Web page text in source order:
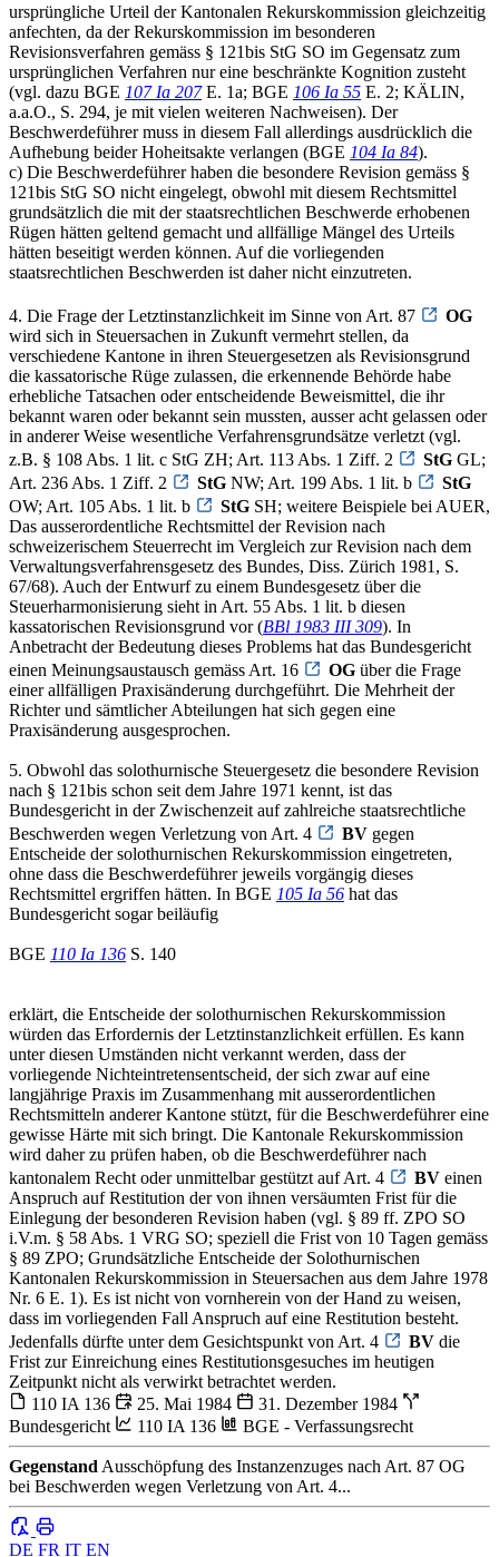
ursprüngliche Urteil der Kantonalen Rekurskommission gleichzeitig
anfechten, da der Rekurskommission im besonderen
Revisionsverfahren gemäss § 121bis StG SO im Gegensatz zum
ursprünglichen Verfahren nur eine beschränkte Kognition zusteht
(vgl. dazu BGE 107 Ia 207E. 1a; BGE 106 Ia 55 E. 2; KÄLIN,
a.a.O., S. 294, je mit vielen weiteren Nachweisen). Der
Beschwerdeführer muss in diesem Fall allerdings ausdrücklich die
Aufhebung beider Hoheitsakte verlangen (BGE 104 Ia 84).
c) Die Beschwerdeführer haben die besondere Revision gemäss §
121bis StG SO nicht eingelegt, obwohl mit diesem Rechtsmittel
grundsätzlich die mit der staatsrechtlichen Beschwerde erhobenen
Rügen hätten geltend gemacht und allfällige Mängel des Urteils
hätten beseitigt werden können. Auf die vorliegenden
staatsrechtlichen Beschwerden ist daher nicht einzutreten.
4. Die Frage der Letztinstanzlichkeit im Sinne von Art. 87
OG
wird sich in Steuersachen in Zukunft vermehrt stellen, da
verschiedene Kantone in ihren Steuergesetzen als Revisionsgrund
die kassatorische Rüge zulassen, die erkennende Behörde habe
erhebliche Tatsachen oder entscheidende Beweismittel, die ihr
bekannt waren oder bekannt sein mussten, ausser acht gelassen oder
in anderer Weise wesentliche Verfahrensgrundsätze verletzt (vgl.
z.B. § 108 Abs. 1 lit. c StG ZH; Art. 113 Abs. 1 Ziff. 2
StG GL;
Art. 236 Abs. 1 Ziff. 2
StG NW; Art. 199 Abs. 1 lit. b
StG
OW; Art. 105 Abs. 1 lit. b
StG SH; weitere Beispiele bei AUER,
Das ausserordentliche Rechtsmittel der Revision nach
schweizerischem Steuerrecht im Vergleich zur Revision nach dem
Verwaltungsverfahrensgesetz des Bundes, Diss. Zürich 1981, S.
67/68). Auch der Entwurf zu einem Bundesgesetz über die
Steuerharmonisierung sieht in Art. 55 Abs. 1 lit. b diesen
kassatorischen Revisionsgrund vor (BBl 1983 III 309). In
Anbetracht der Bedeutung dieses Problems hat das Bundesgericht
einen Meinungsaustausch gemäss Art. 16
OG über die Frage
einer allfälligen Praxisänderung durchgeführt. Die Mehrheit der
Richter und sämtlicher Abteilungen hat sich gegen eine
Praxisänderung ausgesprochen.
5. Obwohl das solothurnische Steuergesetz die besondere Revision
nach § 121bis schon seit dem Jahre 1971 kennt, ist das
Bundesgericht in der Zwischenzeit auf zahlreiche staatsrechtliche
Beschwerden wegen Verletzung von Art. 4
BV gegen
Entscheide der solothurnischen Rekurskommission eingetreten,
ohne dass die Beschwerdeführer jeweils vorgängig dieses
Rechtsmittel ergriffen hätten. In BGE 105 Ia 56 hat das
Bundesgericht sogar beiläufig
BGE 110 Ia 136 S. 140
erklärt, die Entscheide der solothurnischen Rekurskommission
würden das Erfordernis der Letztinstanzlichkeit erfüllen. Es kann
unter diesen Umständen nicht verkannt werden, dass der
vorliegende Nichteintretensentscheid, der sich zwar auf eine
langjährige Praxis im Zusammenhang mit ausserordentlichen
Rechtsmitteln anderer Kantone stützt, für die Beschwerdeführer eine
gewisse Härte mit sich bringt. Die Kantonale Rekurskommission
wird daher zu prüfen haben, ob die Beschwerdeführer nach
kantonalem Recht oder unmittelbar gestützt auf Art. 4
BV einen
Anspruch auf Restitution der von ihnen versäumten Frist für die
Einlegung der besonderen Revision haben (vgl. § 89 ff. ZPO SO
i.V.m. § 58 Abs. 1 VRG SO; speziell die Frist von 10 Tagen gemäss
§ 89 ZPO; Grundsätzliche Entscheide der Solothurnischen
Kantonalen Rekurskommission in Steuersachen aus dem Jahre 1978
Nr. 6 E. 1). Es ist nicht von vornherein von der Hand zu weisen,
dass im vorliegenden Fall Anspruch auf eine Restitution besteht.
Jedenfalls dürfte unter dem Gesichtspunkt von Art. 4
BV die
Frist zur Einreichung eines Restitutionsgesuches im heutigen
Zeitpunkt nicht als verwirkt betrachtet werden.
110 IA 136
25. Mai 1984
31. Dezember 1984
Bundesgericht
110 IA 136 BGE - Verfassungsrecht
Gegenstand Ausschöpfung des Instanzenzuges nach Art. 87 OG
bei Beschwerden wegen Verletzung von Art. 4...
DE FR IT EN